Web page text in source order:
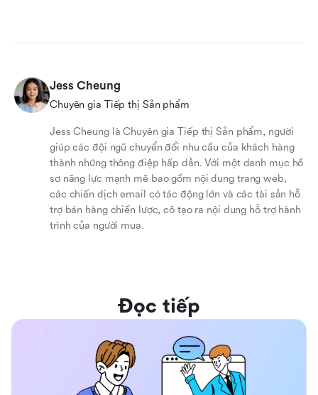
Jess Cheung
Chuyên gia Tiếp thị Sản phẩm
Jess Cheung là Chuyên gia Tiếp thị Sản phẩm, người
giúp các đội ngũ chuyển đổi nhu cầu của khách hàng
thành những thông điệp hấp dẫn. Với một danh mục hồ
sơ năng lực mạnh mẽ bao gồm nội dung trang web,
các chiến dịch email có tác động lớn và các tài sản hỗ
trợ bán hàng chiến lược, cô tạo ra nội dung hỗ trợ hành
trình của người mua.
Đọc tiếp